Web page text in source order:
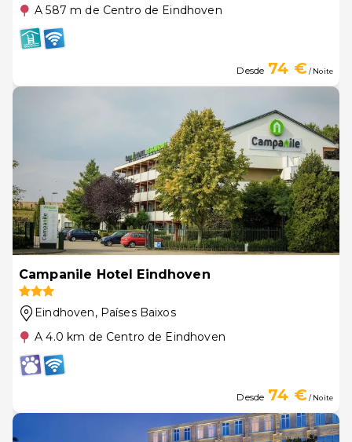
A 587 m de Centro de Eindhoven
Desde 74 €/ Noite
Campanile Hotel Eindhoven
Eindhoven, Países Baixos
A 4.0 km de Centro de Eindhoven
Desde 74 €/ Noite